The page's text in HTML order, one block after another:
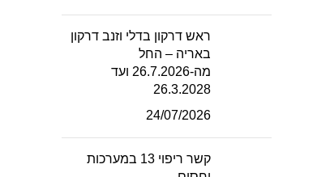
ראש דרקון בדלי וזנב דרקון
באריה – החל
מה-26.7.2026 ועד
26.3.2028
24/07/2026
קשר ריפוי 13 במערכות